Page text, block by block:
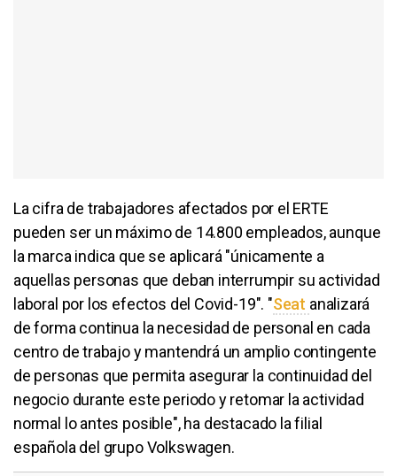
La cifra de trabajadores afectados por el ERTE
pueden ser un máximo de 14.800 empleados, aunque
la marca indica que se aplicará "únicamente a
aquellas personas que deban interrumpir su actividad
laboral por los efectos del Covid-19". "Seat analizará
de forma continua la necesidad de personal en cada
centro de trabajo y mantendrá un amplio contingente
de personas que permita asegurar la continuidad del
negocio durante este periodo y retomar la actividad
normal lo antes posible", ha destacado la filial
española del grupo Volkswagen.